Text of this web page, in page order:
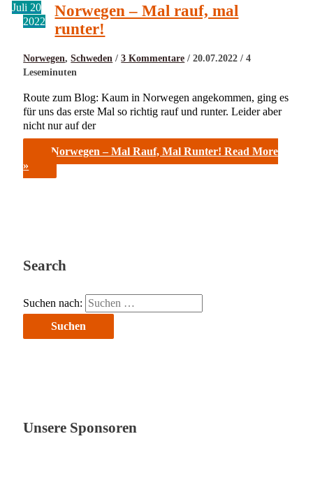
Juli 20
2022
Norwegen – Mal rauf, mal
runter!
Norwegen,Schweden /3 Kommentare /20.07.2022/4
Leseminuten
Route zum Blog: Kaum in Norwegen angekommen, ging es
für uns das erste Mal so richtig rauf und runter. Leider aber
nicht nur auf der
Norwegen – Mal Rauf, Mal Runter! Read More
»
Search
Suchen nach:
Unsere Sponsoren